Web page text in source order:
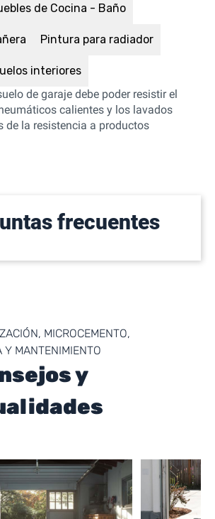
de Cocina - Baño
Pintura para radiador
interiores
de garaje debe poder resistir el
calientes y los lavados
de la resistencia a productos
frecuentes
MICROCEMENTO,
Y MANTENIMIENTO
y